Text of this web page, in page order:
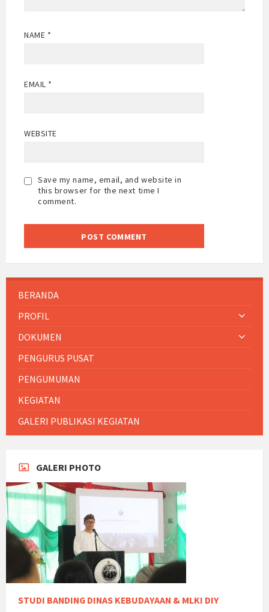
NAME *
EMAIL *
WEBSITE
Save my name, email, and website in
this browser for the next time I
comment.
BERANDA
PROFIL
DOKUMEN
PENGURUS PUSAT
PENGUMUMAN
KEGIATAN
GALERI PUBLIKASI KEGIATAN
GALERI PHOTO
STUDI BANDING DINAS KEBUDAYAAN & MLKI DIY